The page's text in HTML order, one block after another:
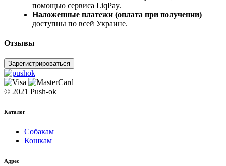
помощью сервиса LiqPay.
Наложенные платежи (оплата при получении)
доступны по всей Украине.
Отзывы
Зарегистрироваться
© 2021 Push-ok
Каталог
Собакам
Кошкам
Адрес